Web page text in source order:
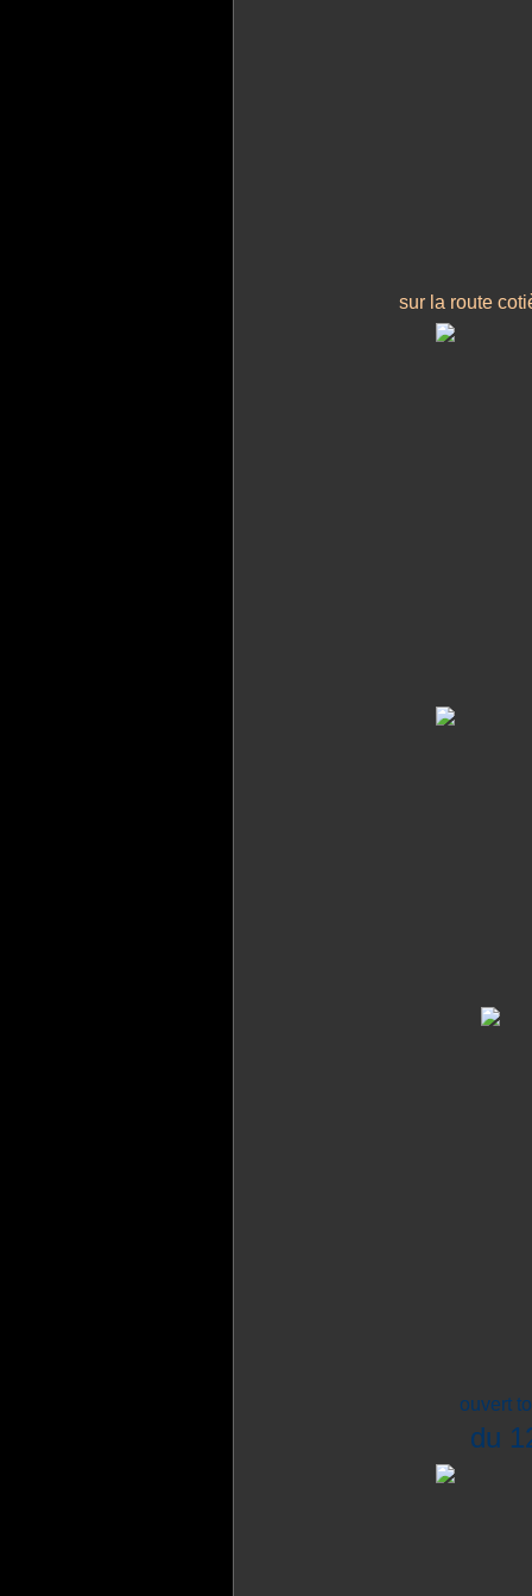
sur la route
ouvert
du